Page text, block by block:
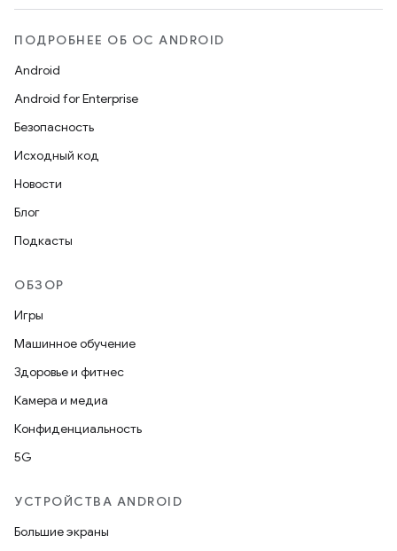
ПОДРОБНЕЕ ОБ ОС ANDROID
Android
Android for Enterprise
Безопасность
Исходный код
Новости
Блог
Подкасты
ОБЗОР
Игры
Машинное обучение
Здоровье и фитнес
Камера и медиа
Конфиденциальность
5G
УСТРОЙСТВА ANDROID
Большие экраны